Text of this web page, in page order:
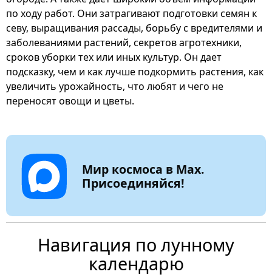
по ходу работ. Они затрагивают подготовки семян к
севу, выращивания рассады, борьбу с вредителями и
заболеваниями растений, секретов агротехники,
сроков уборки тех или иных культур. Он дает
подсказку, чем и как лучше подкормить растения, как
увеличить урожайность, что любят и чего не
переносят овощи и цветы.
Мир космоса в Max.
Присоединяйся!
Навигация по лунному
календарю